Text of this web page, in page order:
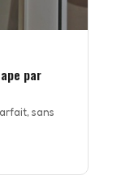
par
sans